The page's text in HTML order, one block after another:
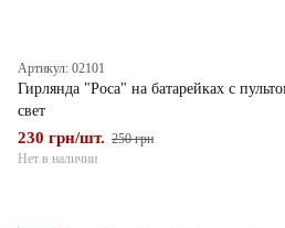
Артикул: 02101
Гирлянда "Роса" на батарейках с
свет
230 грн/шт. 250 грн
Нет в наличии